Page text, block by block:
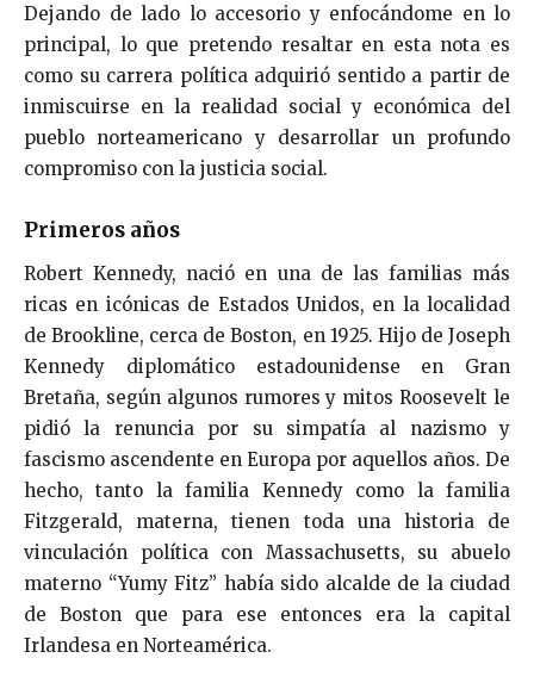
Dejando de lado lo accesorio y enfocándome en lo
principal, lo que pretendo resaltar en esta nota es
como su carrera política adquirió sentido a partir de
inmiscuirse en la realidad social y económica del
pueblo norteamericano y desarrollar un profundo
compromiso con la justicia social.
Primeros años
Robert Kennedy, nació en una de las familias más
ricas en icónicas de Estados Unidos, en la localidad
de Brookline, cerca de Boston, en 1925. Hijo de Joseph
Kennedy diplomático estadounidense en Gran
Bretaña, según algunos rumores y mitos Roosevelt le
pidió la renuncia por su simpatía al nazismo y
fascismo ascendente en Europa por aquellos años. De
hecho, tanto la familia Kennedy como la familia
Fitzgerald, materna, tienen toda una historia de
vinculación política con Massachusetts, su abuelo
materno “Yumy Fitz” había sido alcalde de la ciudad
de Boston que para ese entonces era la capital
Irlandesa en Norteamérica.